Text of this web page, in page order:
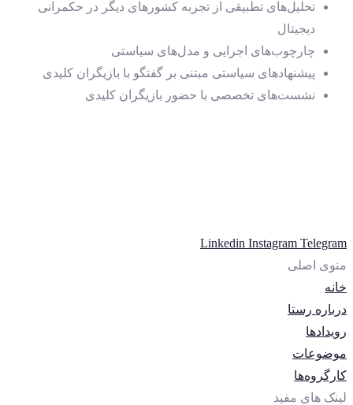
تحلیل‌های تطبیقی از تجربه کشورهای دیگر در حکمرانی
دیجیتال
چارچوب‌های اجرایی و مدل‌های سیاستی
پیشنهادهای سیاستی مبتنی بر گفتگو با بازیگران کلیدی
نشست‌های تخصصی با حضور بازیگران کلیدی
Linkedin Instagram Telegram
منوی اصلی
خانه
درباره رستا
رویدادها
موضوعات
کارگروه‌ها
لینک های مفید